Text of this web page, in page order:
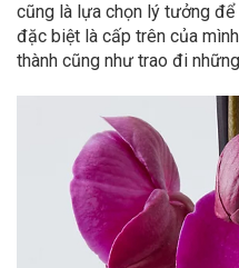
cũng là lựa chọn lý tưởng
đặc biệt là cấp trên của
thành cũng như trao đi